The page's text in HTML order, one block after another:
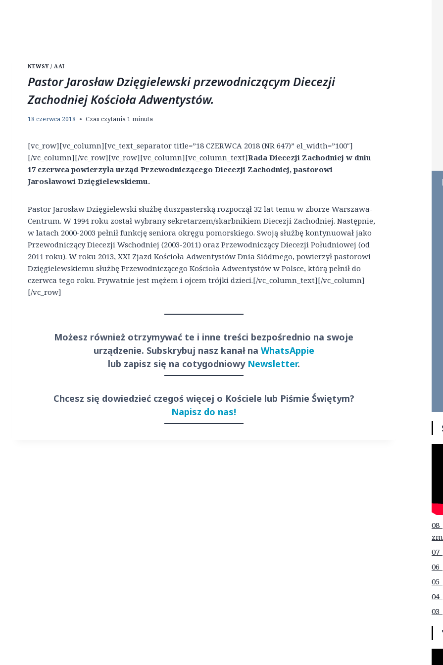
NEWSY / AAI
Pastor Jarosław Dzięgielewski przewodniczącym Diecezji
Zachodniej Kościoła Adwentystów.
18 czerwca 2018 Czas czytania1 minuta
[vc_row][vc_column][vc_text_separator title=”18 CZERWCA 2018 (NR 647)” el_width=”100″]
[/vc_column][/vc_row][vc_row][vc_column][vc_column_text]Rada Diecezji Zachodniej w dniu
17 czerwca powierzyła urząd Przewodniczącego Diecezji Zachodniej, pastorowi
Jarosławowi Dzięgielewskiemu.
Pastor Jarosław Dzięgielewski służbę duszpasterską rozpoczął 32 lat temu w zborze Warszawa-
Centrum. W 1994 roku został wybrany sekretarzem/skarbnikiem Diecezji Zachodniej. Następnie,
w latach 2000-2003 pełnił funkcję seniora okręgu pomorskiego. Swoją służbę kontynuował jako
Przewodniczący Diecezji Wschodniej (2003-2011) oraz Przewodniczący Diecezji Południowej (od
2011 roku). W roku 2013, XXI Zjazd Kościoła Adwentystów Dnia Siódmego, powierzył pastorowi
Dzięgielewskiemu służbę Przewodniczącego Kościoła Adwentystów w Polsce, którą pełnił do
czerwca tego roku. Prywatnie jest mężem i ojcem trójki dzieci.[/vc_column_text][/vc_column]
[/vc_row]
Możesz również otrzymywać te i inne treści bezpośrednio na swoje
urządzenie. Subskrybuj nasz kanał na WhatsAppie
lub zapisz się na cotygodniowy Newsletter.
Chcesz się dowiedzieć czegoś więcej o Kościele lub Piśmie Świętym?
Napisz do nas!
08
07
06
05
04
03